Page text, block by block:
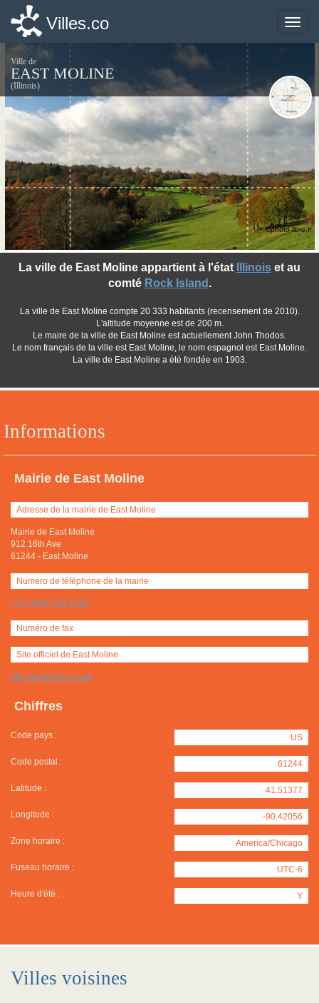
Toggle
Villes.co
Ville de
EAST MOLINE
(Illinois)
Informations
Mairie de East Moline
Adresse de la mairie de East Moline
Mairie de East Moline
912 16th Ave
61244 - East Moline
Numero de téléphone de la mairie
+(1) (309) 752-1599
Numéro de fax
Site officiel de East Moline
http://eastmoline.com
Chiffres
Code pays : US
Code postal : 61244
Latitude : 41.51377
Longitude : -90.42056
Zone horaire : America/Chicago
Fuseau horaire : UTC-6
Heure d'été : Y
La ville de East Moline appartient à l'état Illinois et au
comté Rock Island .
La ville de East Moline compte 20 333 habitants (recensement de 2010).
L'altitude moyenne est de 200 m.
Le maire de la ville de East Moline est actuellement John Thodos.
Le nom français de la ville est East Moline, le nom espagnol est East Moline.
La ville de East Moline a été fondée en 1903.
©photo-libre.fr
Villes voisines
Toggle
Villes.co